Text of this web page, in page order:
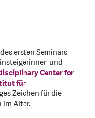
ersten Seminars
und
Center for
für
Zeichen für die
im Alter.